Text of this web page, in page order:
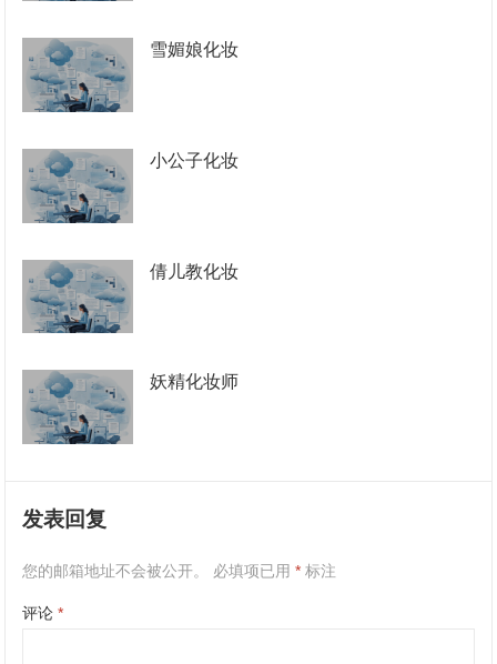
雪媚娘化妆
小公子化妆
倩儿教化妆
妖精化妆师
发表回复
您的邮箱地址不会被公开。 必填项已用* 标注
评论*